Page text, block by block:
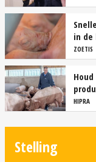
in de
ZOETIS
te
HIPRA
Stelling